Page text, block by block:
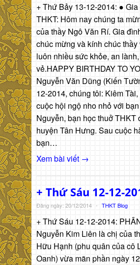
+ Thứ Bảy 13-12-2014: ● Gia
THKT: Hôm nay chúng ta
của thầy Ngô Văn Rí. Gia
chúc mừng và kính chúc
luôn nhiều sức khỏe, an
vẻ.HAPPY BIRTHDAY TO
Nguyễn Văn Dũng (Kiến
12-2014, chúng tôi: Kiêm
cuộc hội ngộ nho nhỏ với
Nguyễn, bạn học thuở THKT
huyện Tân Hưng. Sau cuộc
bạn…
Xem bài viết →
+ Thứ Sáu 12-12-
Đăng ngày: 20/12/2014 - THKT Blog
+ Thứ Sáu 12-12-2014:
Nguyễn Kim Liên là chị của
Hữu Hạnh (phu quân của cô
Oanh) vừa mãn phần ngày